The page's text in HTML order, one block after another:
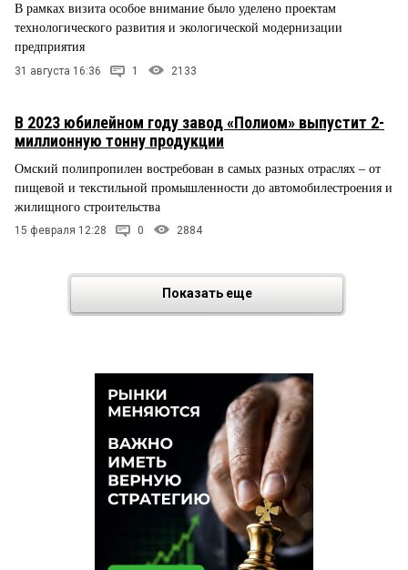
В рамках визита особое внимание было уделено проектам
технологического развития и экологической модернизации
предприятия
31 августа 16:36 1 2133
В 2023 юбилейном году завод «Полиом» выпустит 2-
миллионную тонну продукции
Омский полипропилен востребован в самых разных отраслях – от
пищевой и текстильной промышленности до автомобилестроения и
жилищного строительства
15 февраля 12:28 0 2884
Показать еще